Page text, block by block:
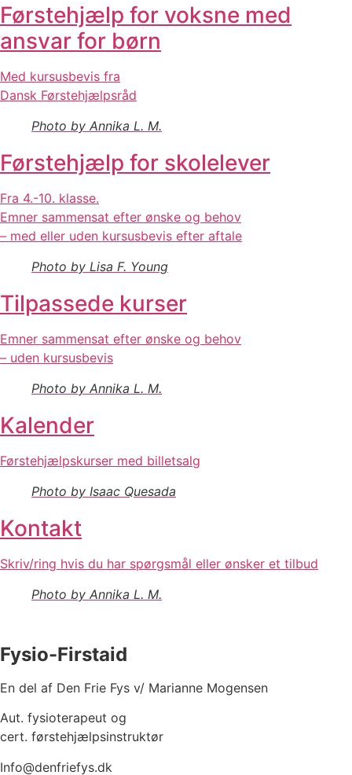
Førstehjælp for voksne med
ansvar for børn
Med kursusbevis fra
Dansk Førstehjælpsråd
Photo by Annika L. M.
Førstehjælp for skolelever
Fra 4.-10. klasse.
Emner sammensat efter ønske og behov
– med eller uden kursusbevis efter aftale
Photo by Lisa F. Young
Tilpassede kurser
Emner sammensat efter ønske og behov
– uden kursusbevis
Photo by Annika L. M.
Kalender
Førstehjælpskurser med billetsalg
Photo by Isaac Quesada
Kontakt
Skriv/ring hvis du har spørgsmål eller ønsker et tilbud
Photo by Annika L. M.
Fysio-Firstaid
En del af Den Frie Fys v/ Marianne Mogensen
Aut. fysioterapeut og
cert. førstehjælpsinstruktør
Info@denfriefys.dk